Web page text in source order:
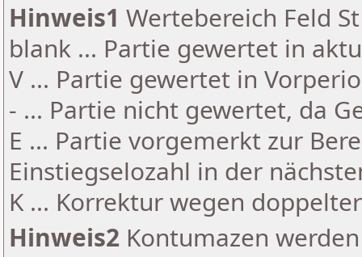
Hinweis1 Wertebereich Feld
blank ... Partie gewertet in
V ... Partie gewertet in
- ... Partie nicht gewertet, da
E ... Partie vorgemerkt zur
Einstiegselozahl in der
K ... Korrektur wegen
Hinweis2 Kontumazen